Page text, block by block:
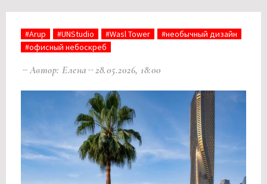
#Arup #UNStudio #Wasl Tower
#необычный дизайн
#офисный небоскреб
Автор: Елена 28.05.2026, 18:00